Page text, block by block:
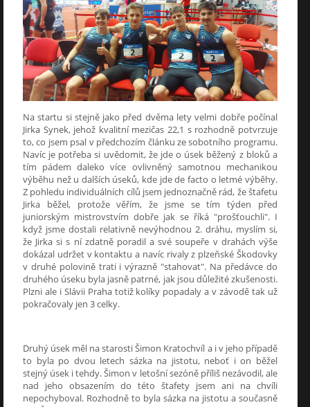
Na startu si stejně jako před dvěma lety velmi dobře počínal
Jirka Synek, jehož kvalitní mezičas 22,1 s rozhodně potvrzuje
to, co jsem psal v předchozím článku ze sobotního programu.
Navíc je potřeba si uvědomit, že jde o úsek běžený z bloků a
tím pádem daleko více ovlivněný samotnou mechanikou
výběhu než u dalších úseků, kde jde de facto o letmé výběhy.
Z pohledu individuálních cílů jsem jednoznačně rád, že štafetu
Jirka běžel, protože věřím, že jsme se tím týden před
juniorským mistrovstvím dobře jak se říká "prošťouchli". I
když jsme dostali relativně nevýhodnou 2. dráhu, myslím si,
že Jirka si s ní zdatně poradil a své soupeře v drahách výše
dokázal udržet v kontaktu a navíc rivaly z plzeňské Škodovky
v druhé polovině trati i výrazně "stahovat". Na předávce do
druhého úseku byla jasně patrné, jak jsou důležité zkušenosti.
Plzni ale i Slávii Praha totiž kolíky popadaly a v závodě tak už
pokračovaly jen 3 celky.
Druhý úsek měl na starosti Šimon Kratochvíl a i v jeho případě
to byla po dvou letech sázka na jistotu, neboť i on běžel
stejný úsek i tehdy. Šimon v letošní sezóně příliš nezávodil, ale
nad jeho obsazením do této štafety jsem ani na chvíli
nepochyboval. Rozhodně to byla sázka na jistotu a současně